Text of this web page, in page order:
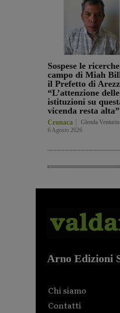
Sospese le
campo di Miah
il Prefetto di
“L’attenzione delle
istituzioni su
vicenda resta alta”
Cronaca Glenda
6 Agosto 2026
Arno Edizioni
Chi siamo
Contatti